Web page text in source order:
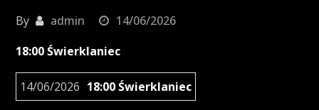
By admin
14/06/2026
18:00 Świerklaniec
14/06/2026 18:00 Świerklaniec